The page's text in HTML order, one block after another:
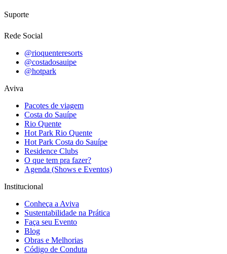
Suporte
Rede Social
@rioquenteresorts
@costadosauipe
@hotpark
Aviva
Pacotes de viagem
Costa do Sauípe
Rio Quente
Hot Park Rio Quente
Hot Park Costa do Sauípe
Residence Clubs
O que tem pra fazer?
Agenda (Shows e Eventos)
Institucional
Conheça a Aviva
Sustentabilidade na Prática
Faça seu Evento
Blog
Obras e Melhorias
Código de Conduta